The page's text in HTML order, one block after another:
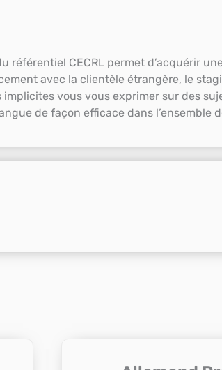
référentiel CECRL permet d’acquérir
avec la clientèle étrangère, le
vous vous exprimer sur des
de façon efficace dans l’ensemble